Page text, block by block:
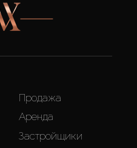
Продажа
Аренда
Застройщики